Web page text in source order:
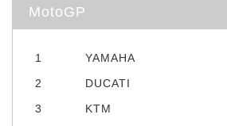
MotoGP
1 YAMAHA
2
DUCATI
3
KTM